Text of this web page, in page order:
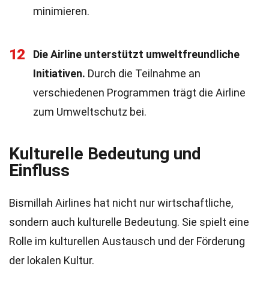
minimieren.
12
Die Airline unterstützt umweltfreundliche
Initiativen. Durch die Teilnahme an
verschiedenen Programmen trägt die Airline
zum Umweltschutz bei.
Kulturelle Bedeutung und
Einfluss
Bismillah Airlines hat nicht nur wirtschaftliche,
sondern auch kulturelle Bedeutung. Sie spielt eine
Rolle im kulturellen Austausch und der Förderung
der lokalen Kultur.